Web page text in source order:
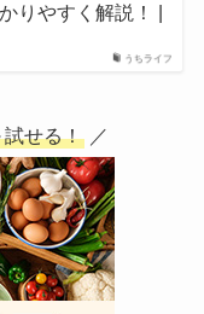
うちライフ
りやすく解説！ |
せる！／